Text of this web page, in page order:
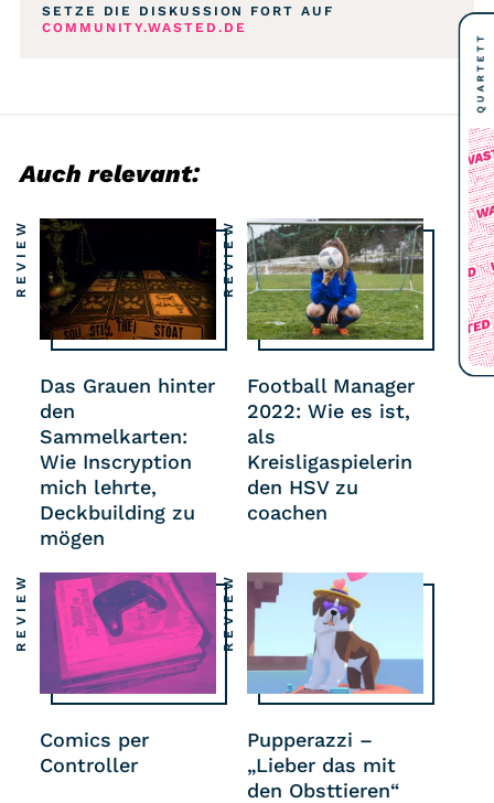
20
7,5
-2
QUARTETT
SETZE DIE DISKUSSION FORT AUF
COMMUNITY.WASTED.DE
Auch relevant:
Das Grauen hinter
den
Sammelkarten:
Wie Inscryption
mich lehrte,
Deckbuilding zu
mögen
REVIEW
Football Manager
2022: Wie es ist,
als
Kreisligaspielerin
den HSV zu
coachen
REVIEW
Comics per
Controller
REVIEW
Pupperazzi –
„Lieber das mit
den Obsttieren“
REVIEW